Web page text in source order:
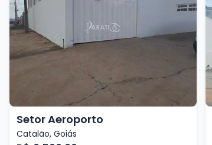
Setor Aeroporto
Catalão, Goiás